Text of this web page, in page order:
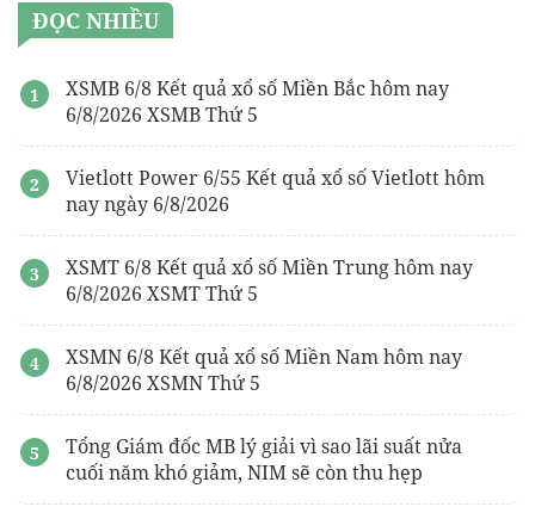
ĐỌC NHIỀU
XSMB 6/8 Kết quả xổ số Miền Bắc hôm nay
6/8/2026 XSMB Thứ 5
Vietlott Power 6/55 Kết quả xổ số Vietlott hôm
nay ngày 6/8/2026
XSMT 6/8 Kết quả xổ số Miền Trung hôm nay
6/8/2026 XSMT Thứ 5
XSMN 6/8 Kết quả xổ số Miền Nam hôm nay
6/8/2026 XSMN Thứ 5
Tổng Giám đốc MB lý giải vì sao lãi suất nửa
cuối năm khó giảm, NIM sẽ còn thu hẹp